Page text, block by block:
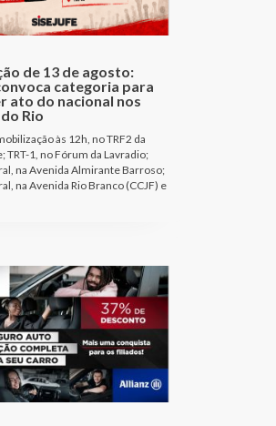
de 13 de agosto:
categoria para
ato do nacional nos
Rio
às 12h, no TRF2 da
TRT-1, no Fórum da Lavradio;
na Avenida Almirante Barroso;
na Avenida Rio Branco (CCJF) e